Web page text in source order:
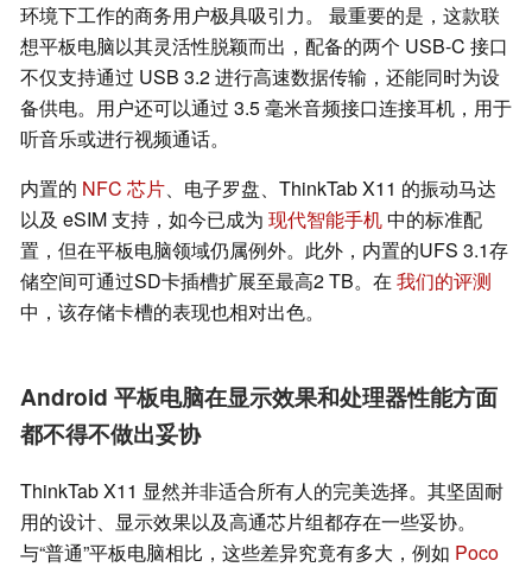
环境下工作的商务用户极具吸引力。 最重要的是，这款联
想平板电脑以其灵活性脱颖而出，配备的两个 USB-C 接口
不仅支持通过 USB 3.2 进行高速数据传输，还能同时为设
备供电。用户还可以通过 3.5 毫米音频接口连接耳机，用于
听音乐或进行视频通话。
内置的 NFC 芯片、电子罗盘、ThinkTab X11 的振动马达
以及 eSIM 支持，如今已成为 现代智能手机中的标准配
置，但在平板电脑领域仍属例外。此外，内置的UFS 3.1存
储空间可通过SD卡插槽扩展至最高2 TB。在 我们的评测
中，该存储卡槽的表现也相对出色。
Android 平板电脑在显示效果和处理器性能方面
都不得不做出妥协
ThinkTab X11 显然并非适合所有人的完美选择。其坚固耐
用的设计、显示效果以及高通芯片组都存在一些妥协。
与“普通”平板电脑相比，这些差异究竟有多大，例如 Poco